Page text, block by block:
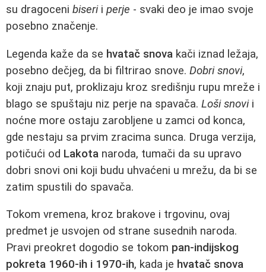
su dragoceni biserii perje - svaki deo je imao svoje
posebno značenje.
Legenda kaže da se hvatač snova kači iznad ležaja,
posebno dečjeg, da bi filtrirao snove. Dobri snovi,
koji znaju put, proklizaju kroz središnju rupu mreže i
blago se spuštaju niz perje na spavača. Loši snovii
noćne more ostaju zarobljene u zamci od konca,
gde nestaju sa prvim zracima sunca. Druga verzija,
potičući od Lakota naroda, tumači da su upravo
dobri snovi oni koji budu uhvaćeni u mrežu, da bi se
zatim spustili do spavača.
Tokom vremena, kroz brakove i trgovinu, ovaj
predmet je usvojen od strane susednih naroda.
Pravi preokret dogodio se tokom pan-indijskog
pokreta 1960-ih i 1970-ih, kada je hvatač snova